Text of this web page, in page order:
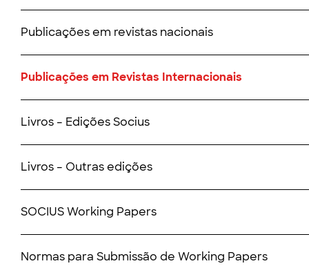
Publicações em revistas nacionais
Publicações em Revistas Internacionais
Livros – Edições Socius
Livros – Outras edições
SOCIUS Working Papers
Normas para Submissão de Working Papers